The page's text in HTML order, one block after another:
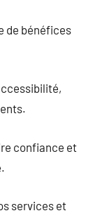
de bénéfices
confiance et
services et